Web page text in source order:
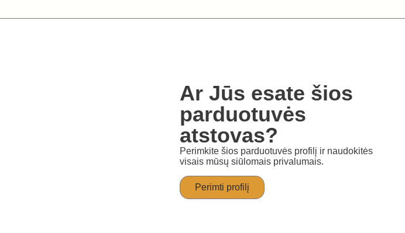
Ar Jūs esate šios
parduotuvės
atstovas?
Perimkite šios parduotuvės profilį ir naudokitės
visais mūsų siūlomais privalumais.
Perimti profilį